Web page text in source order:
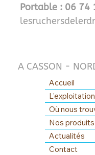
A CASSON -
Accueil
L'exploitation
Où nous
Nos produits
Actualités
Contact
Portable : 06 74